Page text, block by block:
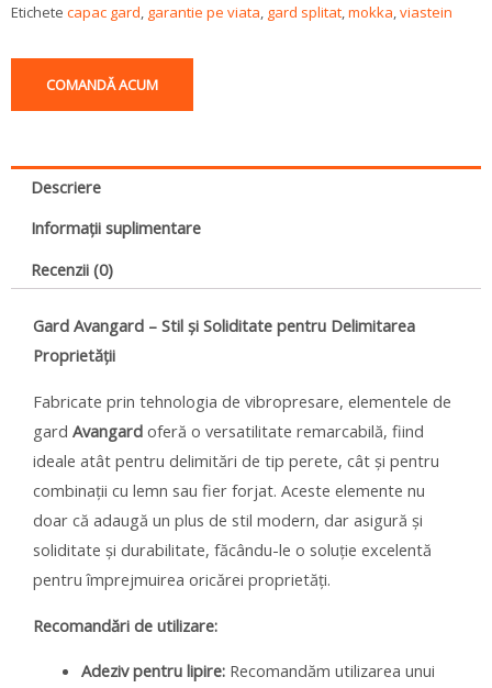
Etichete capac gard, garantie pe viata, gard splitat,mokka,viastein
COMANDĂ ACUM
Descriere
Informații suplimentare
Recenzii (0)
Gard Avangard – Stil și Soliditate pentru Delimitarea
Proprietății
Fabricate prin tehnologia de vibropresare, elementele de
gard Avangard oferă o versatilitate remarcabilă, fiind
ideale atât pentru delimitări de tip perete, cât și pentru
combinații cu lemn sau fier forjat. Aceste elemente nu
doar că adaugă un plus de stil modern, dar asigură și
soliditate și durabilitate, făcându-le o soluție excelentă
pentru împrejmuirea oricărei proprietăți.
Recomandări de utilizare:
Adeziv pentru lipire:Recomandăm utilizarea unui